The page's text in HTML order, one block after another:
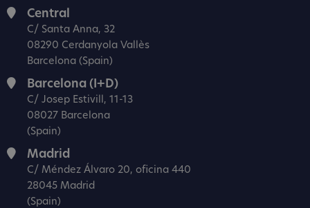
Central
C/ Santa Anna, 32
08290 Cerdanyola Vallès
Barcelona (Spain)
Barcelona (I+D)
C/ Josep Estivill, 11-13
08027 Barcelona
(Spain)
Madrid
C/ Méndez Álvaro 20, oficina 440
28045 Madrid
(Spain)